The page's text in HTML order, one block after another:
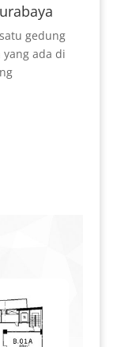
gedung
yang ada di